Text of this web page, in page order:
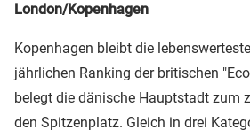
London/Kopenhagen
Kopenhagen bleibt die
jährlichen Ranking der britischen
belegt die dänische Hauptstadt zum
den Spitzenplatz. Gleich in drei